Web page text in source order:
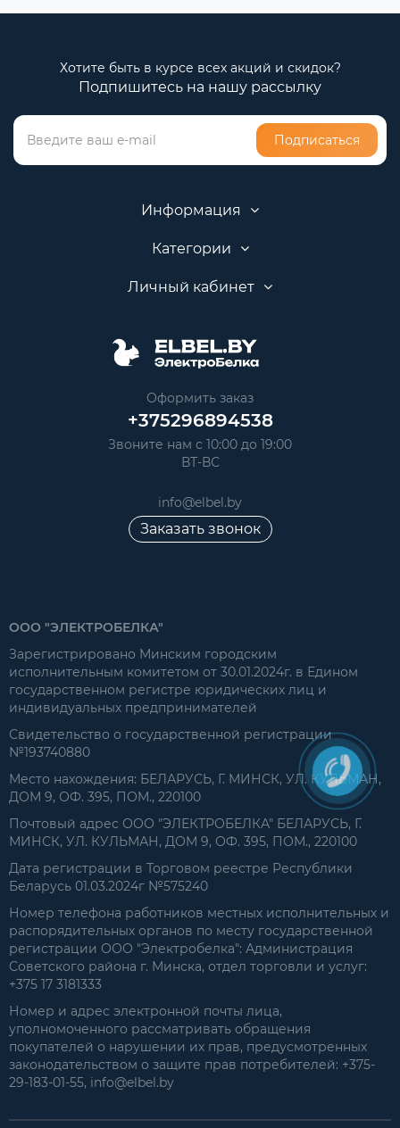
Хотите быть в курсе всех акций и скидок?
Подпишитесь на нашу рассылку
Подписаться
Информация
Категории
Личный кабинет
Оформить заказ
+375296894538
Звоните нам с 10:00 до 19:00
ВТ-ВС
info@elbel.by
Заказать звонок
ООО "ЭЛЕКТРОБЕЛКА"
Зарегистрировано Минским городским
исполнительным комитетом от 30.01.2024г. в Едином
государственном регистре юридических лиц и
индивидуальных предпринимателей
Свидетельство о государственной регистрации
№193740880
Место нахождения: БЕЛАРУСЬ, Г. МИНСК, УЛ. КУЛЬМАН,
ДОМ 9, ОФ. 395, ПОМ., 220100
Почтовый адрес ООО "ЭЛЕКТРОБЕЛКА" БЕЛАРУСЬ, Г.
МИНСК, УЛ. КУЛЬМАН, ДОМ 9, ОФ. 395, ПОМ., 220100
Дата регистрации в Торговом реестре Республики
Беларусь 01.03.2024г №575240
Номер телефона работников местных исполнительных и
распорядительных органов по месту государственной
регистрации ООО "Электробелка": Администрация
Советского района г. Минска, отдел торговли и услуг:
+375 17 3181333
Номер и адрес электронной почты лица,
уполномоченного рассматривать обращения
покупателей о нарушении их прав, предусмотренных
законодательством о защите прав потребителей: +375-
29-183-01-55, info@elbel.by